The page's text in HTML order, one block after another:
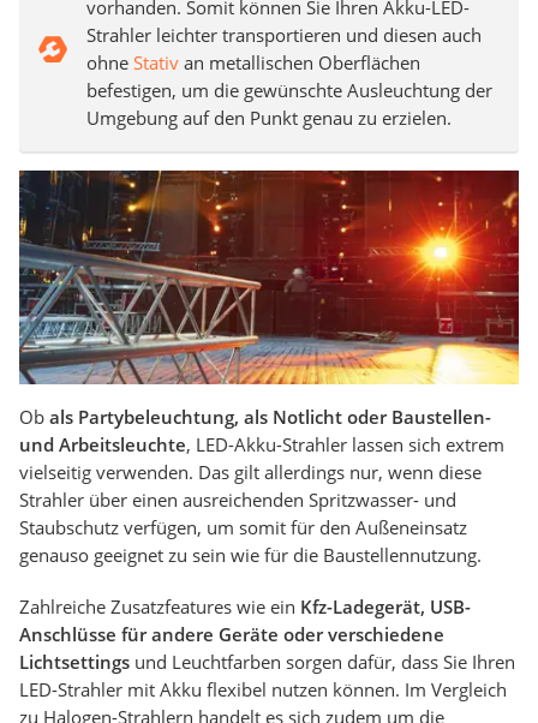
vorhanden. Somit können Sie Ihren Akku-LED-
Strahler leichter transportieren und diesen auch
ohne Stativ an metallischen Oberflächen
befestigen, um die gewünschte Ausleuchtung der
Umgebung auf den Punkt genau zu erzielen.
Ob als Partybeleuchtung, als Notlicht oder Baustellen-
und Arbeitsleuchte, LED-Akku-Strahler lassen sich extrem
vielseitig verwenden. Das gilt allerdings nur, wenn diese
Strahler über einen ausreichenden Spritzwasser- und
Staubschutz verfügen, um somit für den Außeneinsatz
genauso geeignet zu sein wie für die Baustellennutzung.
Zahlreiche Zusatzfeatures wie ein Kfz-Ladegerät, USB-
Anschlüsse für andere Geräte oder verschiedene
Lichtsettings und Leuchtfarben sorgen dafür, dass Sie Ihren
LED-Strahler mit Akku flexibel nutzen können. Im Vergleich
zu Halogen-Strahlern handelt es sich zudem um die